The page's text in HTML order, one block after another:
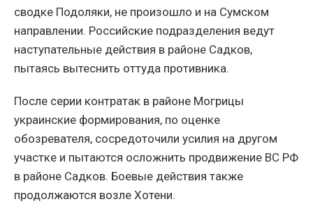
сводке Подоляки, не произошло и на Сумском
направлении. Российские подразделения ведут
наступательные действия в районе Садков,
пытаясь вытеснить оттуда противника.
После серии контратак в районе Могрицы
украинские формирования, по оценке
обозревателя, сосредоточили усилия на другом
участке и пытаются осложнить продвижение ВС РФ
в районе Садков. Боевые действия также
продолжаются возле Хотени.